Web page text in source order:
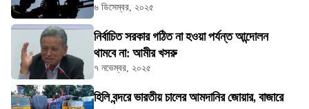
৬ ডিসেম্বর, ২০২৫
নির্বাচিত সরকার গঠিত না হওয়া পর্যন্ত আন্দোলন
থামবে না: আমীর খসরু
৭ নভেম্বর, ২০২৫
হিলি বন্দরে ভারতীয় চালের আমদানির জোয়ার, বাজারে